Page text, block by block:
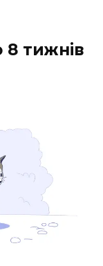
8 тижнів